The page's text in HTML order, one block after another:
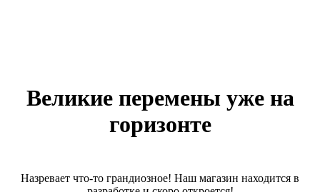
Великие перемены уже на
горизонте
Назревает что-то грандиозное! Наш магазин находится в